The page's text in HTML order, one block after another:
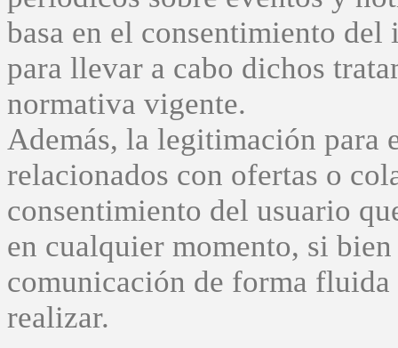
basa en el consentimiento
para llevar a cabo dichos
normativa vigente.
Además, la legitimación para
relacionados con ofertas o
consentimiento del usuario
en cualquier momento, si
comunicación de forma fluida
realizar.